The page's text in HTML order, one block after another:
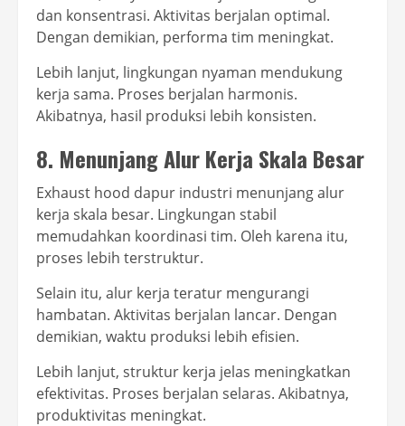
dan konsentrasi. Aktivitas berjalan optimal.
Dengan demikian, performa tim meningkat.
Lebih lanjut, lingkungan nyaman mendukung
kerja sama. Proses berjalan harmonis.
Akibatnya, hasil produksi lebih konsisten.
8. Menunjang Alur Kerja Skala Besar
Exhaust hood dapur industri menunjang alur
kerja skala besar. Lingkungan stabil
memudahkan koordinasi tim. Oleh karena itu,
proses lebih terstruktur.
Selain itu, alur kerja teratur mengurangi
hambatan. Aktivitas berjalan lancar. Dengan
demikian, waktu produksi lebih efisien.
Lebih lanjut, struktur kerja jelas meningkatkan
efektivitas. Proses berjalan selaras. Akibatnya,
produktivitas meningkat.